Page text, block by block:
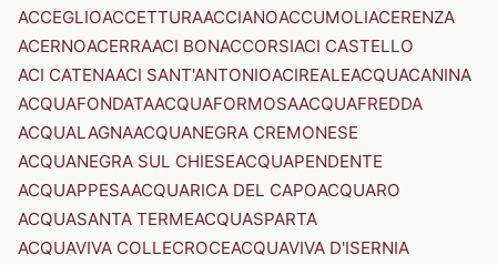
ACCEGLIOACCETTURAACCIANOACCUMOLIACERENZA
ACERNOACERRAACI BONACCORSIACI CASTELLO
ACI CATENAACI SANT'ANTONIOACIREALEACQUACANINA
ACQUAFONDATAACQUAFORMOSAACQUAFREDDA
ACQUALAGNAACQUANEGRA CREMONESE
ACQUANEGRA SUL CHIESEACQUAPENDENTE
ACQUAPPESAACQUARICA DEL CAPOACQUARO
ACQUASANTA TERMEACQUASPARTA
ACQUAVIVA COLLECROCEACQUAVIVA D'ISERNIA